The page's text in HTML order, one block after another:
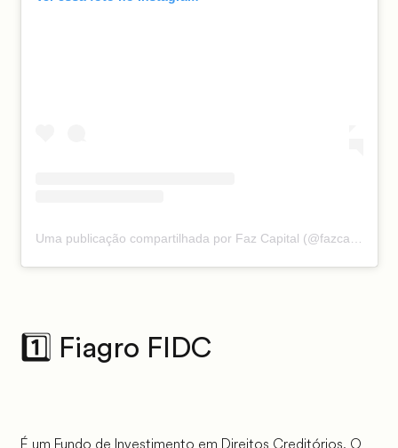
1️⃣ Fiagro FIDC
É um Fundo de Investimento em Direitos Creditórios. O